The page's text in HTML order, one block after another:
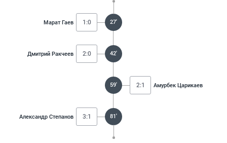
Марат Гаев 1:0 27'
Дмитрий Ракчеев 2:0 42'
59' 2:1 Амурбек Царикаев
Александр Степанов 3:1 81'